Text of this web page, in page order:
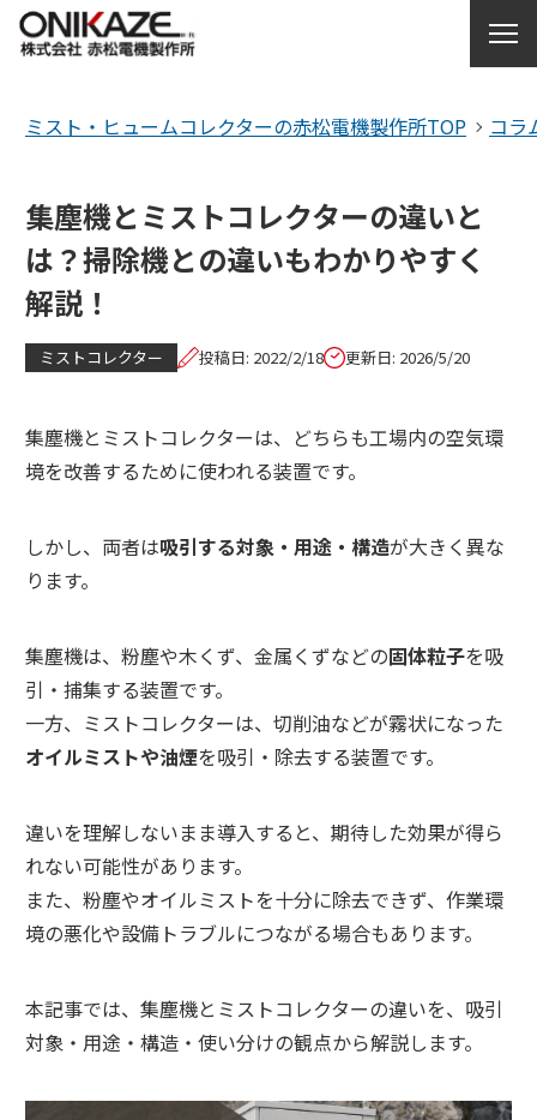
製品を探す
各種サポート
サービス紹介
お問い合わせ
コラム・お知らせ
ミスト・ヒュームコレクターの赤松電機製作所TOP コラ
集塵機とミストコレクターの違いと
は？掃除機との違いもわかりやすく
解説！
ミストコレクター 投稿日: 2022/2/18 更新日: 2026/5/20
集塵機とミストコレクターは、どちらも工場内の空気環
境を改善するために使われる装置です。
しかし、両者は吸引する対象・用途・構造が大きく異な
ります。
集塵機は、粉塵や木くず、金属くずなどの固体粒子を吸
引・捕集する装置です。
一方、ミストコレクターは、切削油などが霧状になった
オイルミストや油煙を吸引・除去する装置です。
違いを理解しないまま導入すると、期待した効果が得ら
れない可能性があります。
また、粉塵やオイルミストを十分に除去できず、作業環
境の悪化や設備トラブルにつながる場合もあります。
本記事では、集塵機とミストコレクターの違いを、吸引
対象・用途・構造・使い分けの観点から解説します。